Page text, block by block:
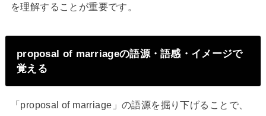
を理解することが重要です。
proposal of marriageの語源・語感・イメージで
覚える
「proposal of marriage」の語源を掘り下げることで、